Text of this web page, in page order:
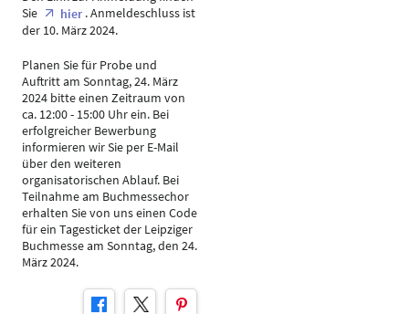
Sie
hier. Anmeldeschluss ist
der 10. März 2024.
Planen Sie für Probe und
Auftritt am Sonntag, 24. März
2024 bitte einen Zeitraum von
ca. 12:00 - 15:00 Uhr ein. Bei
erfolgreicher Bewerbung
informieren wir Sie per E-Mail
über den weiteren
organisatorischen Ablauf. Bei
Teilnahme am Buchmessechor
erhalten Sie von uns einen Code
für ein Tagesticket der Leipziger
Buchmesse am Sonntag, den 24.
März 2024.